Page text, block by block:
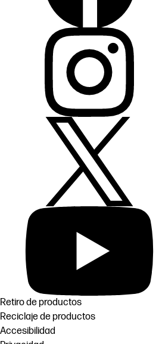
Retiro de productos
Reciclaje de productos
Accesibilidad